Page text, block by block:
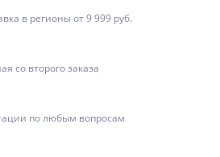
в регионы от 9 999 руб.
со второго заказа
по любым вопросам